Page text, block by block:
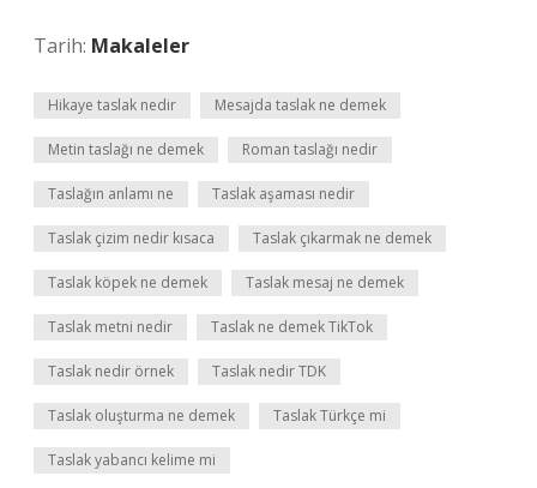
Tarih: Makaleler
Hikaye taslak nedir Mesajda taslak ne demek
Metin taslağı ne demek Roman taslağı nedir
Taslağın anlamı ne Taslak aşaması nedir
Taslak çizim nedir kısaca Taslak çıkarmak ne demek
Taslak köpek ne demek Taslak mesaj ne demek
Taslak metni nedir Taslak ne demek TikTok
Taslak nedir örnek Taslak nedir TDK
Taslak oluşturma ne demek Taslak Türkçe mi
Taslak yabancı kelime mi